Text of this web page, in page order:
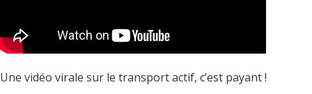
Une vidéo virale sur le transport actif, c’est payant !